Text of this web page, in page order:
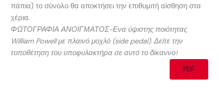
πάπια) το σύνολο θα αποκτήσει την επιθυμιτή αίσθηση στα
χέρια.
ΦΩΤΟΓΡΑΦΙΑ ΑΝΟΙΓΜΑΤΟΣ-Ενα ύψιστης ποιότητας
William Powell με πλαινό μοχλό (side pedal). Δείτε την
τοποθέτηση του υποφυλακτήρα σε αυτό το δίκαννο!
PDF